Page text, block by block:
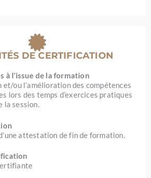
DE CERTIFICATION
à l’issue de la formation
et/ou l’amélioration des compétences
lors des temps d’exercices pratiques
la session.
attestation de fin de formation.